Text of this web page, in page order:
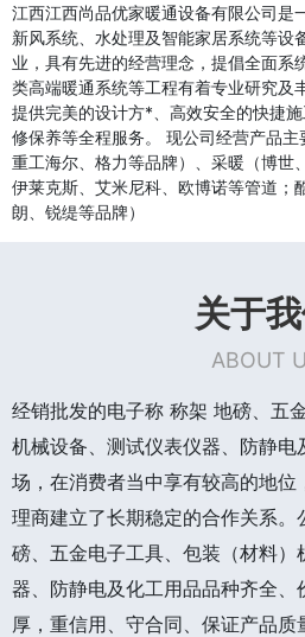
江西江西尚品优家暖通设备有限公司是
新风系统、水处理及智能家居系统等设
业，具有先进的经营理念，提倡全面系
类高端暖通系统等工程有着专业研究及
提供完美的设计方*、高效安全的快捷
修保养等全程服务。 现公司经营产品
重工海尔、格力等品牌）、采暖（博世
伊莱克斯、艾米尼科、欧博诺等管道；
朗、锐缇等品牌）
关于
ABOUT
经销批发的电子称 称架 地磅、五
机械设备、测试仪表仪器、防静
场，在消费者当中享有较高的地
理商建立了长期稳定的合作关系
磅、五金电子工具、包装（材料）
器、防静电及化工用品品种齐全、
厚，重信用、守合同、保证产品